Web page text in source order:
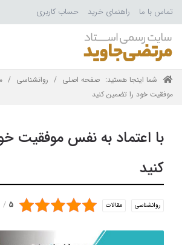
تماس با ما راهنمای خرید حساب کاربری
شما اینجا هستید: صفحه اصلی / روانشناسی /
موفقیت خود را تضمین کنید
با اعتماد به نفس موفقیت
کنید
روانشناسی مقالات 5
/